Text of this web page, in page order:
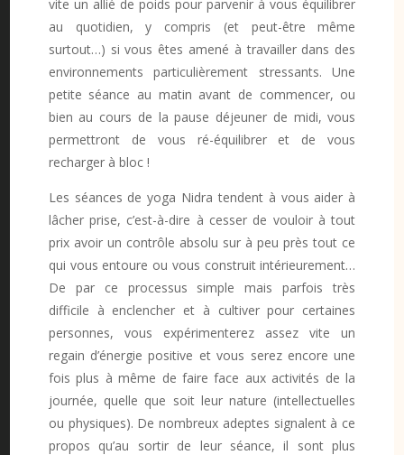
vite un allié de poids pour parvenir à vous équilibrer
au quotidien, y compris (et peut-être même
surtout…) si vous êtes amené à travailler dans des
environnements particulièrement stressants. Une
petite séance au matin avant de commencer, ou
bien au cours de la pause déjeuner de midi, vous
permettront de vous ré-équilibrer et de vous
recharger à bloc !
Les séances de yoga Nidra tendent à vous aider à
lâcher prise, c’est-à-dire à cesser de vouloir à tout
prix avoir un contrôle absolu sur à peu près tout ce
qui vous entoure ou vous construit intérieurement…
De par ce processus simple mais parfois très
difficile à enclencher et à cultiver pour certaines
personnes, vous expérimenterez assez vite un
regain d’énergie positive et vous serez encore une
fois plus à même de faire face aux activités de la
journée, quelle que soit leur nature (intellectuelles
ou physiques). De nombreux adeptes signalent à ce
propos qu’au sortir de leur séance, il sont plus